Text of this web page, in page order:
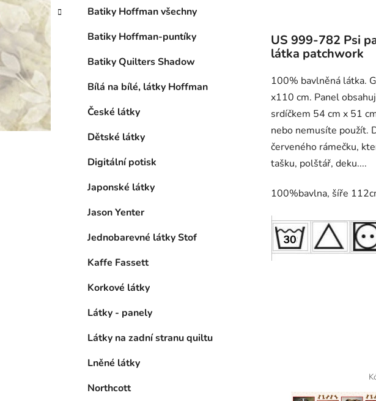
Batiky Hoffman všechny
Batiky Hoffman-puntíky
Batiky Quilters Shadow
Bílá na bílé, látky Hoffman
České látky
Dětské látky
Digitální potisk
Japonské látky
Jason Yenter
Jednobarevné látky Stof
Kaffe Fassett
Korkové látky
Látky - panely
Látky na zadní stranu quiltu
Lněné látky
Northcott
US 999-782 Psi
látka patchwork
100% bavlněná látka.
x110 cm. Panel
srdíčkem 54 cm x 51
nebo nemusíte použít.
červeného rámečku,
tašku, polštář, deku....
100%bavlna, šíře